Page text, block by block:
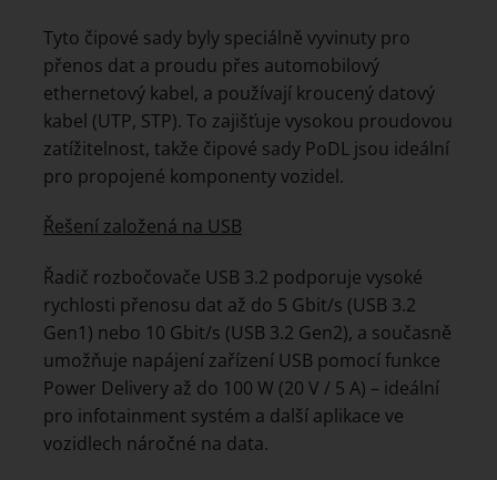
Tyto čipové sady byly speciálně vyvinuty pro
přenos dat a proudu přes automobilový
ethernetový kabel, a používají kroucený datový
kabel (UTP, STP). To zajišťuje vysokou proudovou
zatížitelnost, takže čipové sady PoDL jsou ideální
pro propojené komponenty vozidel.
Řešení založená na USB
Řadič rozbočovače USB 3.2 podporuje vysoké
rychlosti přenosu dat až do 5 Gbit/s (USB 3.2
Gen1) nebo 10 Gbit/s (USB 3.2 Gen2), a současně
umožňuje napájení zařízení USB pomocí funkce
Power Delivery až do 100 W (20 V / 5 A) – ideální
pro infotainment systém a další aplikace ve
vozidlech náročné na data.